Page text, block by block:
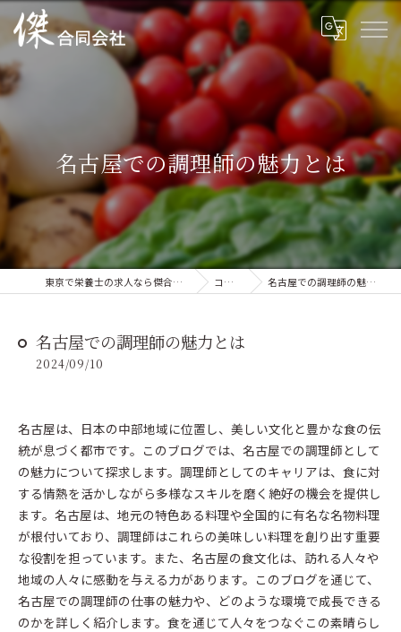
名古屋での調理師の魅力とは
東京で栄養士の求人なら傑合同会社 コラム 名古屋での調理師の魅力とは
名古屋での調理師の魅力とは
2024/09/10
名古屋は、日本の中部地域に位置し、美しい文化と豊かな食の伝
統が息づく都市です。このブログでは、名古屋での調理師として
の魅力について探求します。調理師としてのキャリアは、食に対
する情熱を活かしながら多様なスキルを磨く絶好の機会を提供し
ます。名古屋は、地元の特色ある料理や全国的に有名な名物料理
が根付いており、調理師はこれらの美味しい料理を創り出す重要
な役割を担っています。また、名古屋の食文化は、訪れる人々や
地域の人々に感動を与える力があります。このブログを通じて、
名古屋での調理師の仕事の魅力や、どのような環境で成長できる
のかを詳しく紹介します。食を通じて人々をつなぐこの素晴らし